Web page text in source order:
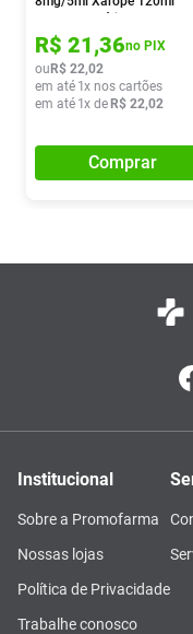
R$ 21,36no PIX
ou R$ 22,02
em até 1x nos cartões
em até 1x de R$ 22,02
Comprar
Institucional
Sobre a Promofarma
Nossas lojas
Política de Privacidade
Trabalhe conosco